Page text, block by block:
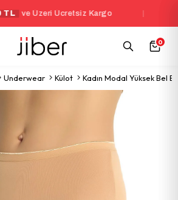
ve Üzeri Ücretsiz Kargo
0
Underwear Külot Kadın Modal Yüksek Bel